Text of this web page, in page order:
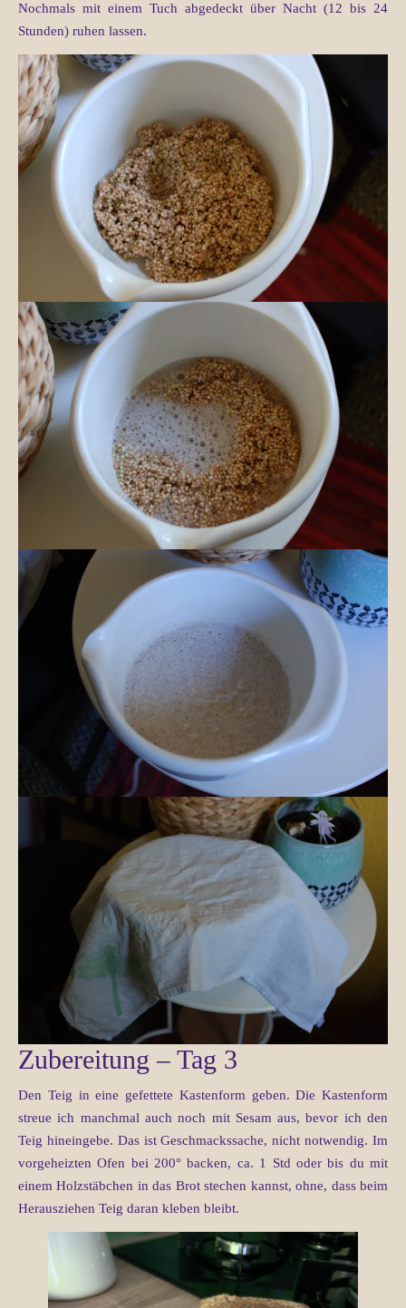
Nochmals mit einem Tuch abgedeckt über Nacht (12 bis 24
Stunden) ruhen lassen.
Zubereitung – Tag 3
Den Teig in eine gefettete Kastenform geben. Die Kastenform
streue ich manchmal auch noch mit Sesam aus, bevor ich den
Teig hineingebe. Das ist Geschmackssache, nicht notwendig. Im
vorgeheizten Ofen bei 200° backen, ca. 1 Std oder bis du mit
einem Holzstäbchen in das Brot stechen kannst, ohne, dass beim
Herausziehen Teig daran kleben bleibt.